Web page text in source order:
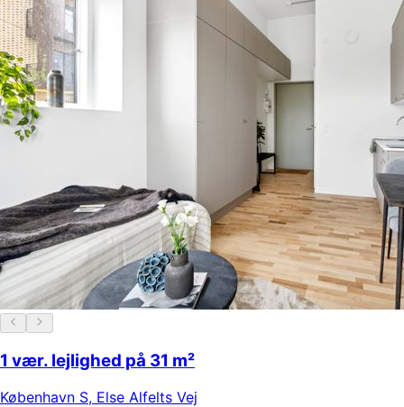
1 vær. lejlighed på 31 m²
København S, Else Alfelts Vej